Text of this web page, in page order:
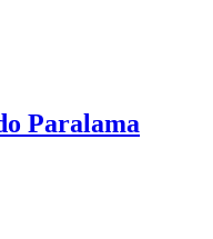
Paralama